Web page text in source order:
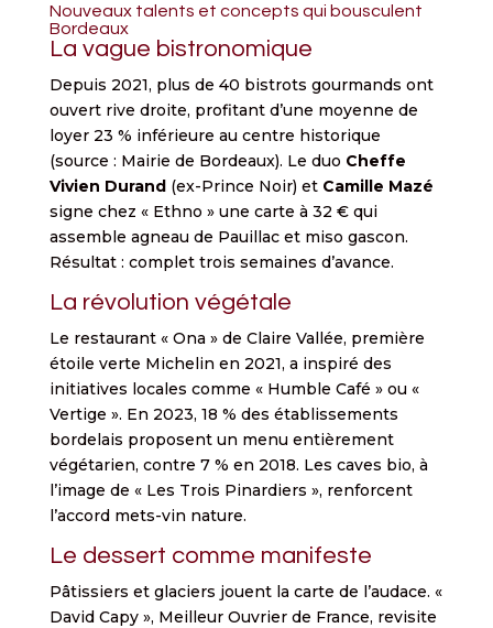
Nouveaux talents et concepts qui bousculent
Bordeaux
La vague bistronomique
Depuis 2021, plus de 40 bistrots gourmands ont
ouvert rive droite, profitant d’une moyenne de
loyer 23 % inférieure au centre historique
(source : Mairie de Bordeaux). Le duo Cheffe
Vivien Durand(ex-Prince Noir) et Camille Mazé
signe chez « Ethno » une carte à 32 € qui
assemble agneau de Pauillac et miso gascon.
Résultat : complet trois semaines d’avance.
La révolution végétale
Le restaurant « Ona » de Claire Vallée, première
étoile verte Michelin en 2021, a inspiré des
initiatives locales comme « Humble Café » ou «
Vertige ». En 2023, 18 % des établissements
bordelais proposent un menu entièrement
végétarien, contre 7 % en 2018. Les caves bio, à
l’image de « Les Trois Pinardiers », renforcent
l’accord mets-vin nature.
Le dessert comme manifeste
Pâtissiers et glaciers jouent la carte de l’audace. «
David Capy », Meilleur Ouvrier de France, revisite